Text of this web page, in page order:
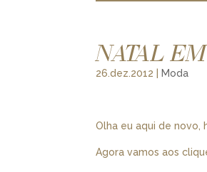
NATAL
26.dez.2012 Moda
Olha eu aqui de novo,
Agora vamos aos